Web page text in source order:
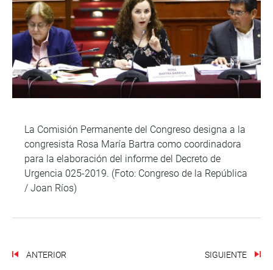
La Comisión Permanente del Congreso designa a la
congresista Rosa María Bartra como coordinadora
para la elaboración del informe del Decreto de
Urgencia 025-2019. (Foto: Congreso de la República
/ Joan Ríos)
ANTERIOR SIGUIENTE